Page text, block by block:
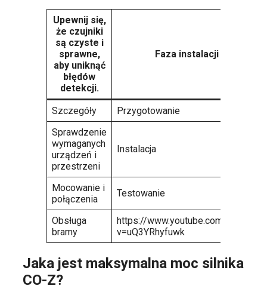
Upewnij się,
że czujniki
są czyste i
sprawne,
aby uniknąć
błędów
detekcji.
Faza instalacji
Szczegóły
Przygotowanie
Sprawdzenie
wymaganych
urządzeń i
przestrzeni
Instalacja
Mocowanie i
połączenia
Testowanie
Obsługa
bramy
https://www.youtube.com/watch?
v=uQ3YRhyfuwk
Jaka jest maksymalna moc silnika
CO-Z?